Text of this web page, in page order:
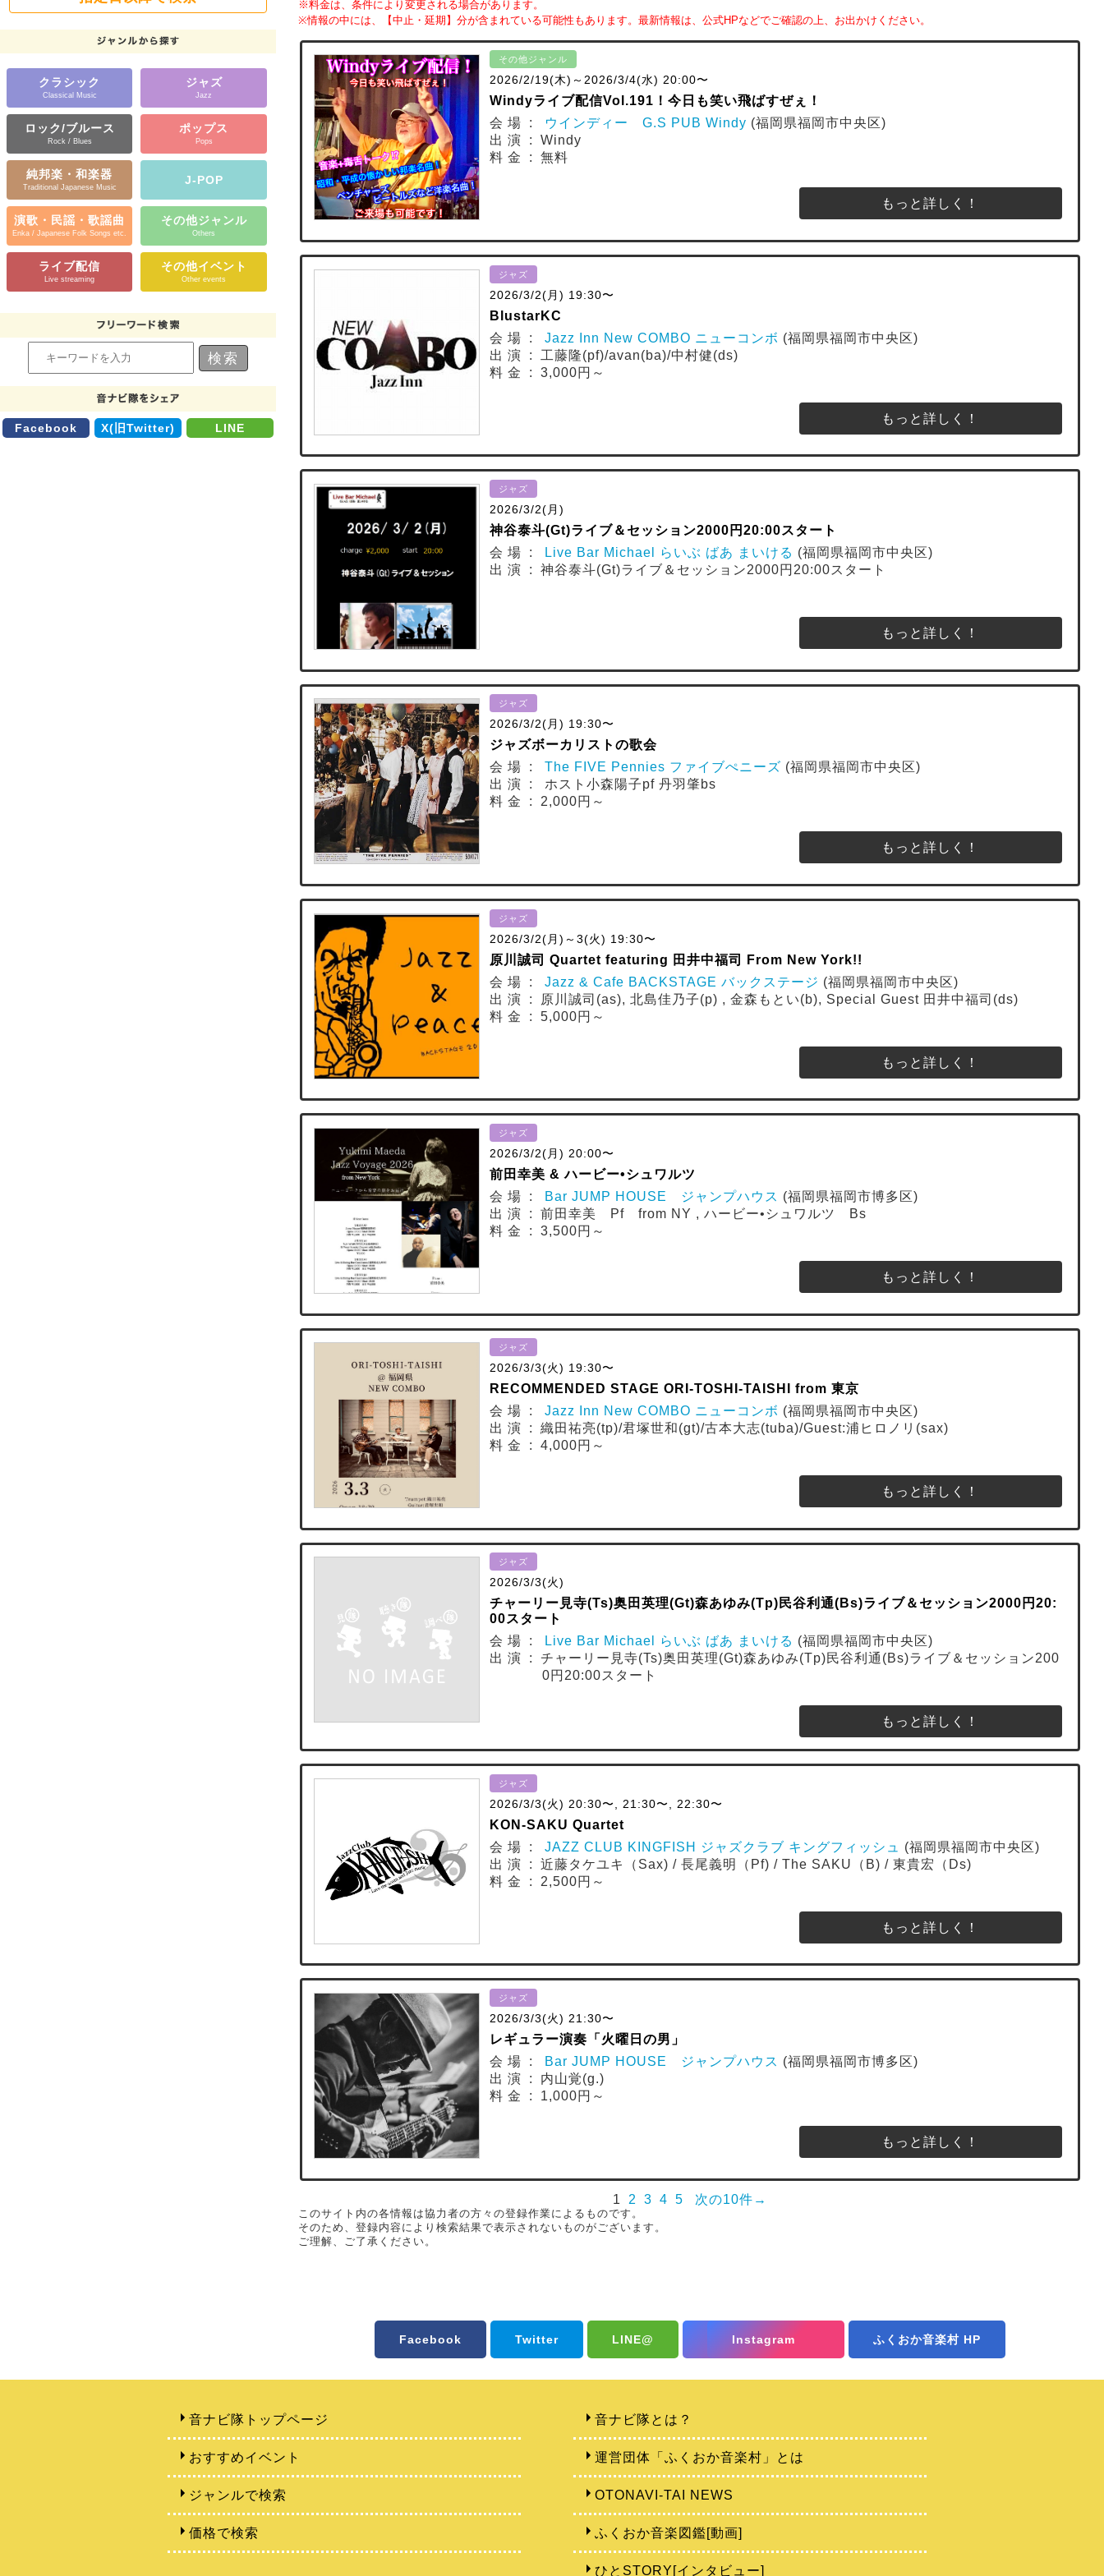
クラシック
Classical Music
ジャズ
Jazz
ロック/ブルース
Rock / Blues
ポップス
Pops
純邦楽・和楽器
Traditional Japanese Music
J-POP
演歌・民謡・歌謡曲
Enka / Japanese Folk Songs etc.
その他ジャンル
Others
ライブ配信
Live streaming
その他イベント
Other events
Facebook X(旧Twitter) LINE
※料金は、条件により変更される場合があります。
※情報の中には、【中止・延期】分が含まれている可能性もあります。最新情報は、公式HPなどでご確認の上、お出かけください。
その他ジャンル
2026/2/19(木)～2026/3/4(水) 20:00〜
Windyライブ配信Vol.191！今日も笑い飛ばすぜぇ！
会 場 :
ウインディー G.S PUB Windy (福岡県福岡市中央区)
出 演 : Windy
料 金 : 無料
もっと詳しく！
ジャズ
2026/3/2(月) 19:30〜
BlustarKC
会 場 : Jazz Inn New COMBO ニューコンボ (福岡県福岡市中央区)
出 演 : 工藤隆(pf)/avan(ba)/中村健(ds)
料 金 : 3,000円～
もっと詳しく！
ジャズ
2026/3/2(月)
神谷泰斗(Gt)ライブ＆セッション2000円20:00スタート
会 場 :
Live Bar Michael らいぶ ばあ まいける (福岡県福岡市中央区)
出 演 : 神谷泰斗(Gt)ライブ＆セッション2000円20:00スタート
もっと詳しく！
ジャズ
2026/3/2(月) 19:30〜
ジャズボーカリストの歌会
会 場 : The FIVE Pennies ファイブぺニーズ (福岡県福岡市中央区)
出 演 : ホスト小森陽子pf 丹羽肇bs
料 金 : 2,000円～
もっと詳しく！
ジャズ
2026/3/2(月)～3(火) 19:30〜
原川誠司 Quartet featuring 田井中福司 From New York!!
会 場 : Jazz & Cafe BACKSTAGE バックステージ (福岡県福岡市中央区)
出 演 : 原川誠司(as), 北島佳乃子(p) , 金森もとい(b), Special Guest 田井中福司(ds)
料 金 : 5,000円～
もっと詳しく！
ジャズ
2026/3/2(月) 20:00〜
前田幸美 & ハービー•シュワルツ
会 場 :
Bar JUMP HOUSE ジャンプハウス (福岡県福岡市博多区)
出 演 : 前田幸美 Pf from NY , ハービー•シュワルツ Bs
料 金 : 3,500円～
もっと詳しく！
ジャズ
2026/3/3(火) 19:30〜
RECOMMENDED STAGE ORI-TOSHI-TAISHI from 東京
会 場 : Jazz Inn New COMBO ニューコンボ (福岡県福岡市中央区)
出 演 : 織田祐亮(tp)/君塚世和(gt)/古本大志(tuba)/Guest:浦ヒロノリ(sax)
料 金 : 4,000円～
もっと詳しく！
ジャズ
2026/3/3(火)
チャーリー見寺(Ts)奥田英理(Gt)森あゆみ(Tp)民谷利通(Bs)ライブ＆セッション2000円20:
00スタート
会 場 :
Live Bar Michael らいぶ ばあ まいける (福岡県福岡市中央区)
出 演 : チャーリー見寺(Ts)奥田英理(Gt)森あゆみ(Tp)民谷利通(Bs)ライブ＆セッション200
0円20:00スタート
もっと詳しく！
ジャズ
2026/3/3(火) 20:30〜, 21:30〜, 22:30〜
KON-SAKU Quartet
会 場 : JAZZ CLUB KINGFISH ジャズクラブ キングフィッシュ
(福岡県福岡市中央区)
出 演 : 近藤タケユキ（Sax) / 長尾義明（Pf) / The SAKU（B) / 東貴宏（Ds)
料 金 : 2,500円～
もっと詳しく！
ジャズ
2026/3/3(火) 21:30〜
レギュラー演奏「火曜日の男」
会 場 :
Bar JUMP HOUSE ジャンプハウス (福岡県福岡市博多区)
出 演 : 内山覚(g.)
料 金 : 1,000円～
もっと詳しく！
1 2 3 4 5 次の10件→
このサイト内の各情報は協力者の方々の登録作業によるものです。
そのため、登録内容により検索結果で表示されないものがございます。
ご理解、ご了承ください。
Facebook Twitter LINE@ Instagram ふくおか音楽村 HP
音ナビ隊トップページ
おすすめイベント
ジャンルで検索
価格で検索
音ナビ隊とは？
運営団体「ふくおか音楽村」とは
OTONAVI-TAI NEWS
ふくおか音楽図鑑[動画]
ひとSTORY[インタビュー]